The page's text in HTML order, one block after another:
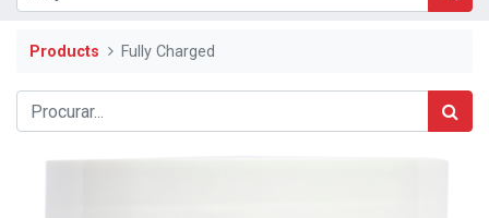
Products Fully Charged